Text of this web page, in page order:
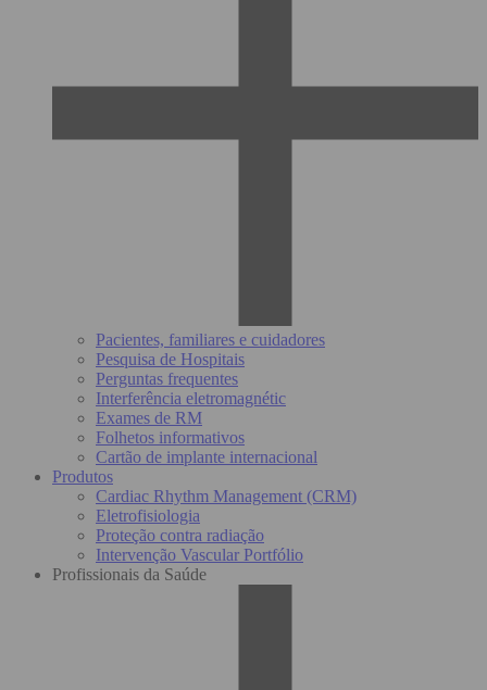
Pacientes, familiares e cuidadores
Pesquisa de Hospitais
Perguntas frequentes
Interferência eletromagnétic
Exames de RM
Folhetos informativos
Cartão de implante internacional
Produtos
Cardiac Rhythm Management (CRM)
Eletrofisiologia
Proteção contra radiação
Intervenção Vascular Portfólio
Profissionais da Saúde